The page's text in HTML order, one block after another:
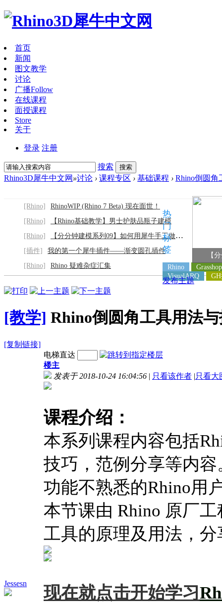
首页
新闻
图文教学
讨论
广播Follow
在线课程
面授课程
Store
关于
登录 注册
搜索 搜索
Rhino3D犀牛中文网 »讨论 › 课程专区 › 基础课程 › Rhino倒圆角
[Rhino]
RhinoWIP (Rhino 7 Beta) 现在面世！
[Rhino]
【Rhino基础教学】男士护肤品瓶子建模
[Rhino]
【分分钟建模系列09】如何用犀牛手工做灰阶
[插件]
我的第一个犀牛插件——渐变圆孔插件
[Rhino]
Rhino 疑难杂症汇集
【
热
门
标
签
Rhino
VisualARQ
发布主题
[教学] Rhino倒圆角工具用法
[复制链接]
Jessesn
电梯直达
楼主
发表于 2018-10-24 16:04:56 | 只看该作者 |只看大
课程介绍：
本系列课程内容包括
技巧，范例分享等内
功能不熟悉的Rhino用
本节课由 Rhino 原厂工
工具的原理及用法，
现在就点击开始学习